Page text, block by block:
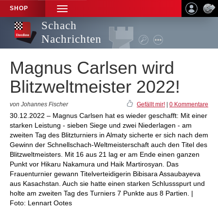
SHOP
TOGGLE
NAVIGATION
Schach
Nachrichten
Magnus Carlsen wird
Blitzweltmeister 2022!
von Johannes Fischer Gefällt mir! 0 Kommentare
30.12.2022 – Magnus Carlsen hat es wieder geschafft: Mit einer
starken Leistung - sieben Siege und zwei Niederlagen - am
zweiten Tag des Blitzturniers in Almaty sicherte er sich nach dem
Gewinn der Schnellschach-Weltmeisterschaft auch den Titel des
Blitzweltmeisters. Mit 16 aus 21 lag er am Ende einen ganzen
Punkt vor Hikaru Nakamura und Haik Martirosyan. Das
Frauenturnier gewann Titelverteidigerin Bibisara Assaubayeva
aus Kasachstan. Auch sie hatte einen starken Schlussspurt und
holte am zweiten Tag des Turniers 7 Punkte aus 8 Partien. |
Foto: Lennart Ootes